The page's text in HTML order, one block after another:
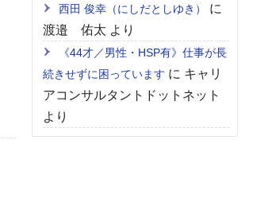
西田 俊幸（にしだとしゆき）
に
渡邉 佑太 より
《44才／男性・HSP有》仕事が長
続きせずに困っています に キャリ
アコンサルタントドットネット
より